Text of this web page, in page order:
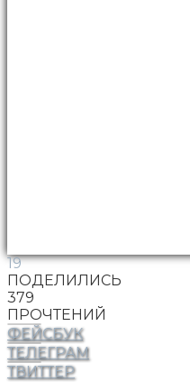
19
ПОДЕЛИЛИСЬ
379
ПРОЧТЕНИЙ
ФЕЙСБУК
ТЕЛЕГРАМ
ТВИТТЕР